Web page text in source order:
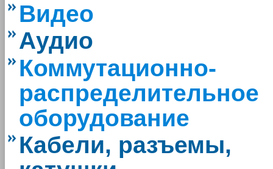
Видео
Аудио
Коммутационно-
распределительное
оборудование
Кабели, разъемы,